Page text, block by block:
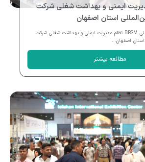
ایمنی و بهداشت شغلی شرکت
استان اصفهان
کارشناسان شرکت بین‌المللی BRSM نظام مدیریت ایمنی و بهداشت شغلی شرکت
استان اصفهان...
مطالعه بیشتر